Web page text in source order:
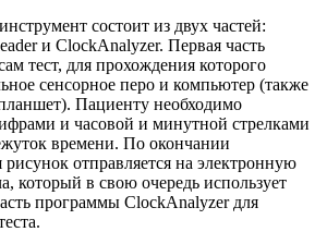
состоит из двух частей:
и ClockAnalyzer. Первая часть
тест, для прохождения которого
сенсорное перо и компьютер (также
Пациенту необходимо
и часовой и минутной стрелками
времени. По окончании
отправляется на электронную
который в свою очередь использует
программы ClockAnalyzer для